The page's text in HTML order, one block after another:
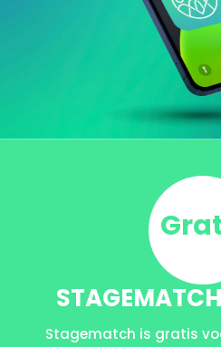
Stagematch is gratis